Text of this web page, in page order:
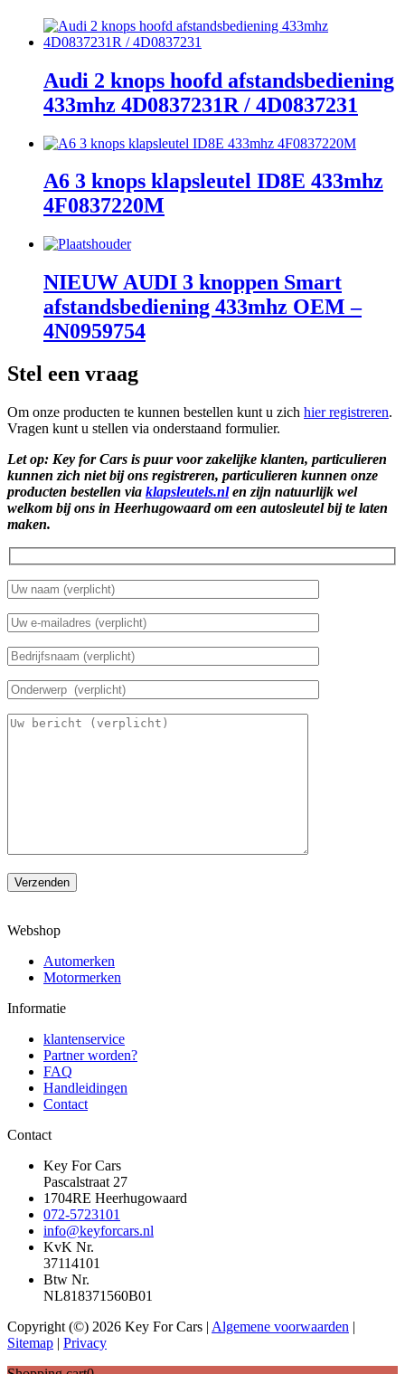
Audi 2 knops hoofd afstandsbediening
433mhz 4D0837231R / 4D0837231
A6 3 knops klapsleutel ID8E 433mhz
4F0837220M
NIEUW AUDI 3 knoppen Smart
afstandsbediening 433mhz OEM –
4N0959754
Stel een vraag
Om onze producten te kunnen bestellen kunt u zich hier registreren.
Vragen kunt u stellen via onderstaand formulier.
Let op: Key for Cars is puur voor zakelijke klanten, particulieren
kunnen zich niet bij ons registreren, particulieren kunnen onze
producten bestellen via klapsleutels.nlen zijn natuurlijk wel
welkom bij ons in Heerhugowaard om een autosleutel bij te laten
maken.
Verzenden
Webshop
Automerken
Motormerken
Informatie
klantenservice
Partner worden?
FAQ
Handleidingen
Contact
Contact
Key For Cars
Pascalstraat 27
1704RE Heerhugowaard
072-5723101
info@keyforcars.nl
KvK Nr.
37114101
Btw Nr.
NL818371560B01
Copyright (©) 2026 Key For Cars | Algemene voorwaarden |
Sitemap | Privacy